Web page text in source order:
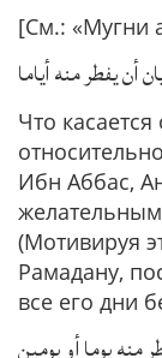
[См.: «Мугни
أن يفطر منه أياما
Что
Ибн Аббас,
(Мотивируя
Рамадану,
все его дни
منه يوما أو يومين